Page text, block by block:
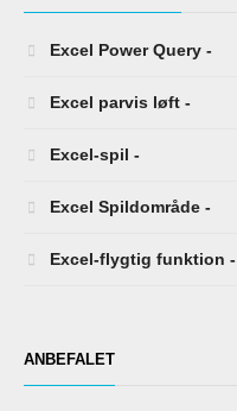
Excel Power Query -
Excel parvis løft -
Excel-spil -
Excel Spildområde -
Excel-flygtig funktion -
ANBEFALET